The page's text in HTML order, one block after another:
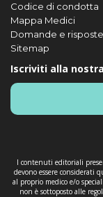
Codice di condotta
Mappa Medici
Domande e risposte
Sitemap
Iscriviti alla
I contenuti editoriali
devono essere considerati
al proprio medico e/o
non è sottoposto alle